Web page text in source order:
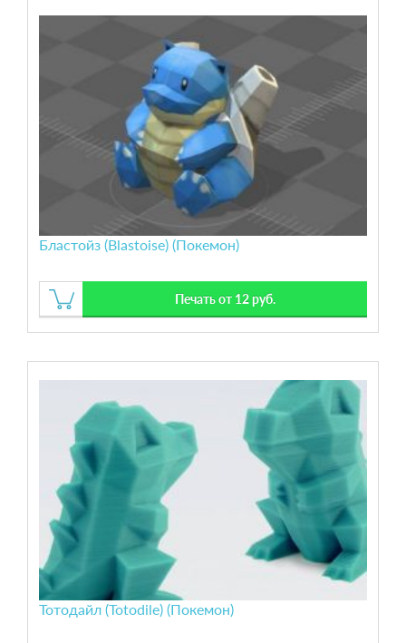
Бластойз (Blastoise) (Покемон)
Печать от 12 руб.
Тотодайл (Totodile) (Покемон)